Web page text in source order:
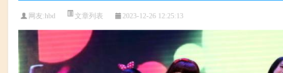
网友:hbd 文章列表 2023-12-26 12:25:13